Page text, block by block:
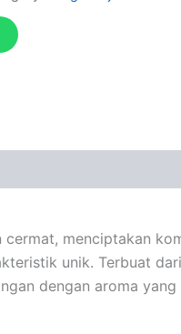
menciptakan
unik. Terbuat
dengan aroma yang